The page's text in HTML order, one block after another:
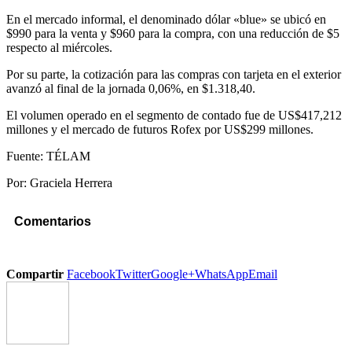
En el mercado informal, el denominado dólar «blue» se ubicó en
$990 para la venta y $960 para la compra, con una reducción de $5
respecto al miércoles.
Por su parte, la cotización para las compras con tarjeta en el exterior
avanzó al final de la jornada 0,06%, en $1.318,40.
El volumen operado en el segmento de contado fue de US$417,212
millones y el mercado de futuros Rofex por US$299 millones.
Fuente: TÉLAM
Por: Graciela Herrera
Comentarios
Compartir FacebookTwitterGoogle+WhatsAppEmail